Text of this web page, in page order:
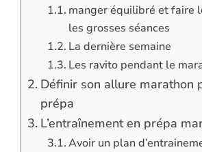
manger équilibré et faire
les grosses séances
La dernière semaine
Les ravito pendant le
Définir son allure marathon
prépa
L’entraînement en prépa
Avoir un plan